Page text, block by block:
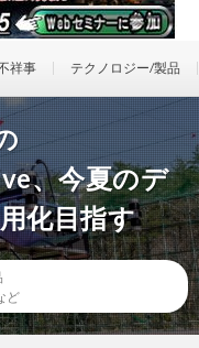
祥事 テクノロジー/製品
、今夏のデ
化目指す
ど